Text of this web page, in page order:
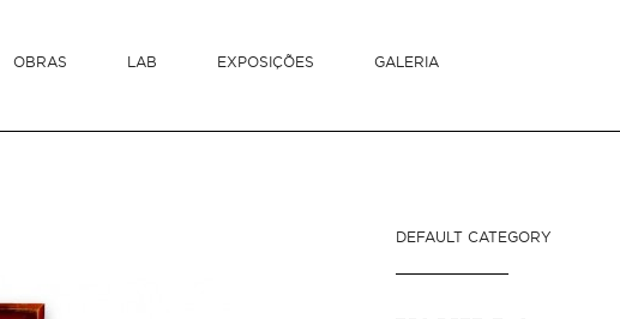
OBRAS LAB EXPOSIÇÕES GALERIA
DEFAULT CATEGORY